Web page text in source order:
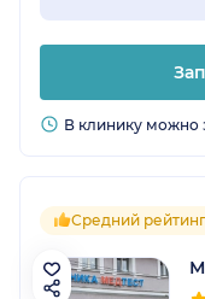
В клинику можно
Средний